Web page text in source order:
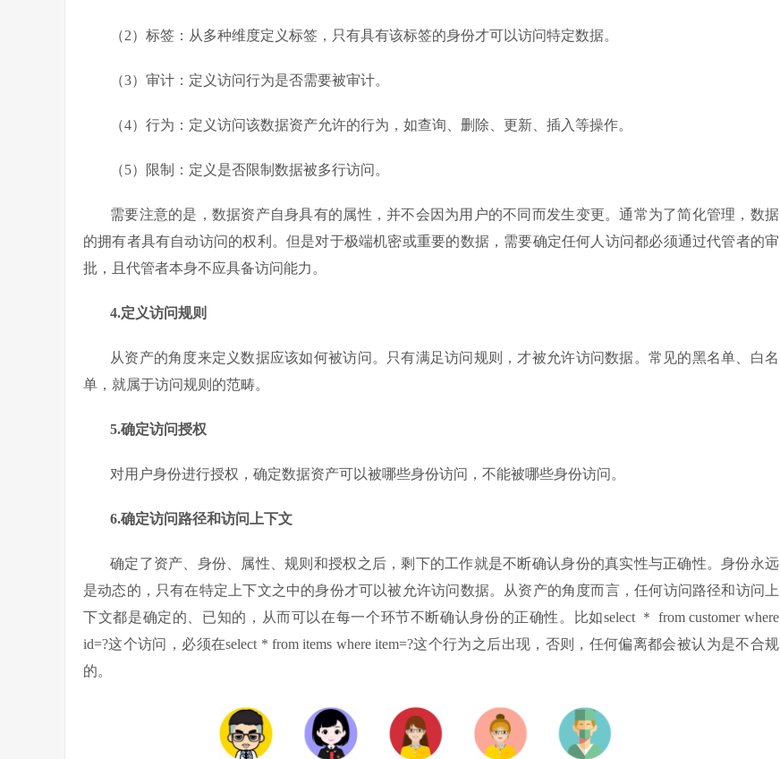
（2）标签：从多种维度定义标签，只有具有该标签的身份才可以访问特定数据。
（3）审计：定义访问行为是否需要被审计。
（4）行为：定义访问该数据资产允许的行为，如查询、删除、更新、插入等操作。
（5）限制：定义是否限制数据被多行访问。
需要注意的是，数据资产自身具有的属性，并不会因为用户的不同而发生变更。通常为了简化管理，数据
的拥有者具有自动访问的权利。但是对于极端机密或重要的数据，需要确定任何人访问都必须通过代管者的审
批，且代管者本身不应具备访问能力。
4.定义访问规则
从资产的角度来定义数据应该如何被访问。只有满足访问规则，才被允许访问数据。常见的黑名单、白名
单，就属于访问规则的范畴。
5.确定访问授权
对用户身份进行授权，确定数据资产可以被哪些身份访问，不能被哪些身份访问。
6.确定访问路径和访问上下文
确定了资产、身份、属性、规则和授权之后，剩下的工作就是不断确认身份的真实性与正确性。身份永远
是动态的，只有在特定上下文之中的身份才可以被允许访问数据。从资产的角度而言，任何访问路径和访问上
下文都是确定的、已知的，从而可以在每一个环节不断确认身份的正确性。比如select ＊ from customer where
id=?这个访问，必须在select * from items where item=?这个行为之后出现，否则，任何偏离都会被认为是不合规
的。